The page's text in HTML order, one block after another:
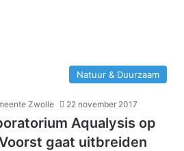
Natuur & Duurzaam
Zwolle 22 november 2017
Aqualysis op
gaat uitbreiden